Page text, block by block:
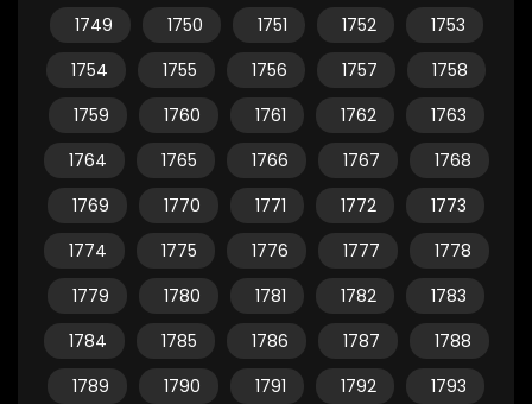
1749
1750 1751 1752
1753
1754
1755 1756 1757
1758
1759
1760 1761 1762
1763
1764
1765 1766 1767
1768
1769
1770 1771 1772
1773
1774
1775 1776 1777
1778
1779
1780 1781 1782
1783
1784
1785 1786 1787
1788
1789
1790 1791 1792
1793